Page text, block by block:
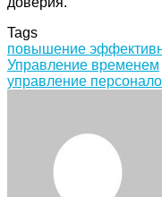
Tags
повышение
Управление временем
управление